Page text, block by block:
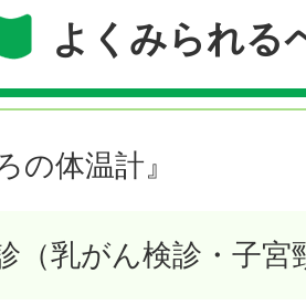
よくみられる
の体温計』
（乳がん検診・子宮